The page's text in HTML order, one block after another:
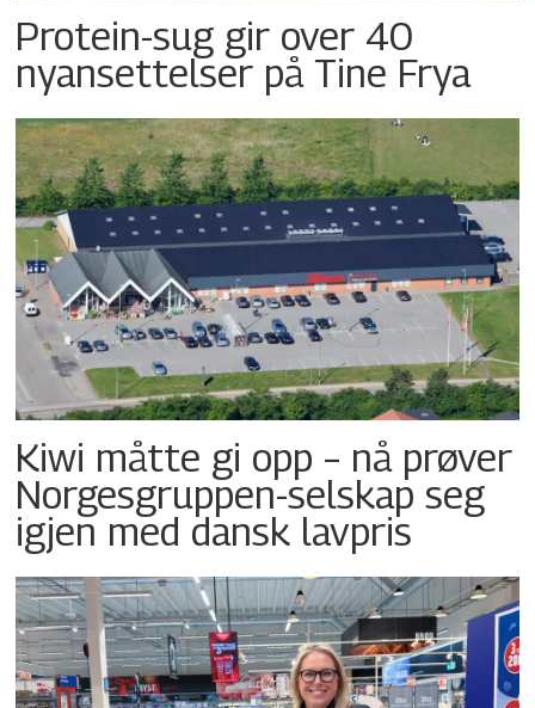
Protein-sug gir over 40
nyansettelser på Tine Frya
Kiwi måtte gi opp – nå prøver
Norgesgruppen-selskap seg
igjen med dansk lavpris